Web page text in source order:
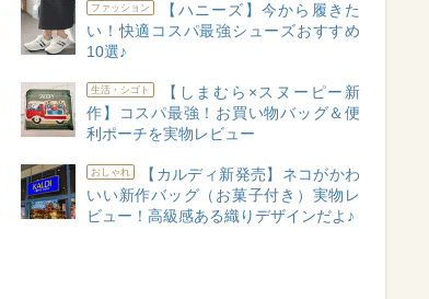
ファッション
【ハニーズ】今から履きた
い！快適コスパ最強シューズおすすめ
10選♪
生活・シゴト
【しまむら×スヌーピー新
作】コスパ最強！お買い物バッグ＆便
利ポーチを実物レビュー
おしゃれ
【カルディ新発売】ネコがかわ
いい新作バッグ（お菓子付き）実物レ
ビュー！高級感ある織りデザインだよ♪